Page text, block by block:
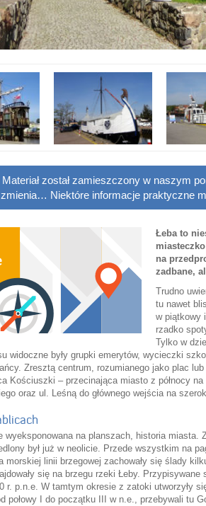
został zamieszczony w naszym
Niektóre informacje praktyczne
Łeba to
na
zadbane,
Trudno
tu nawet
w piątkowy
rzadko
Tylko w
widoczne były grupki emerytów, wycieczki
Zresztą centrum, rozumianego jako plac
Kościuszki – przecinająca miasto z północy na
oraz ul. Leśną do głównego wejścia na
wyeksponowana na planszach, historia miasta.
był już w neolicie. Przede wszystkim na
morskiej linii brzegowej zachowały się ślady
się na brzegu rzeki Łeby. Przypisywane
r. p.n.e. W tamtym okresie z zatoki utworzyły
połowy I do początku III w n.e., przebywali tu